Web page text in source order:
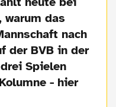
warum das
nach
der BVB in der
Spielen
- hier